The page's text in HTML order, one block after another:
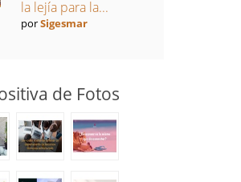
la lejía para la...
porSigesmar
de Fotos